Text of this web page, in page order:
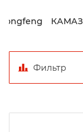
КАМАЗ
Фильтр